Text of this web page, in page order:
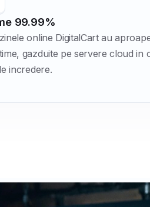
99.99%
online DigitalCart au
gazduite pe servere cloud in
incredere.